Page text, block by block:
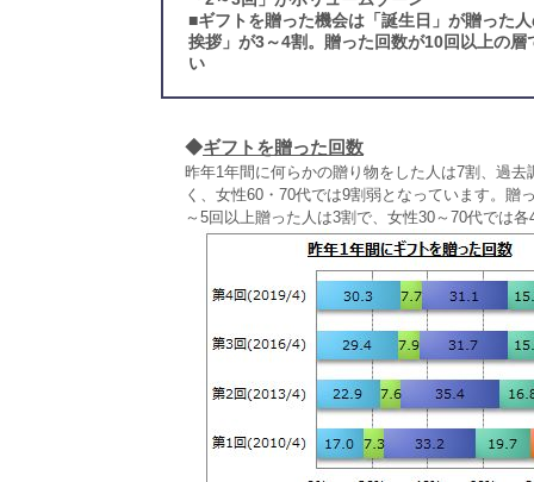
■ギフトを贈った機会は「誕生日」が贈った
挨拶」が3～4割。贈った回数が10回以上の
い
◆ギフトを贈った回数
昨年1年間に何らかの贈り物をした人は7割、過
く、女性60・70代では9割弱となっています。贈
～5回以上贈った人は3割で、女性30～70代では